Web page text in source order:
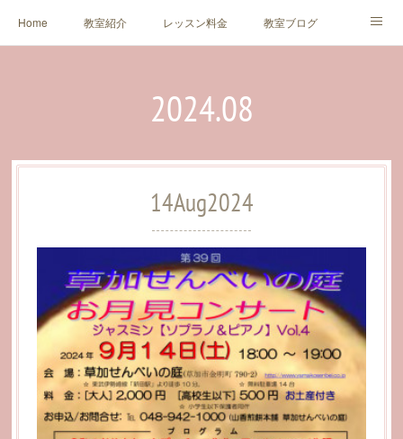
Home 教室紹介 レッスン料金 教室ブログ
Link
2024.08
14Aug2024